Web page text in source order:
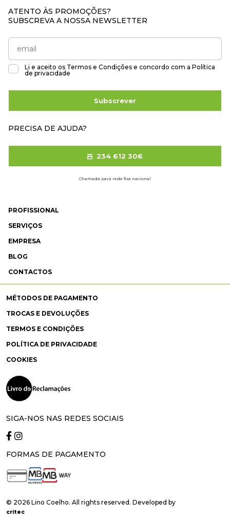
PROFISSIONAL
SERVIÇOS
EMPRESA
BLOG
CONTACTOS
MÉTODOS DE PAGAMENTO
TROCAS E DEVOLUÇÕES
TERMOS E CONDIÇÕES
POLÍTICA DE PRIVACIDADE
COOKIES
SIGA-NOS NAS REDES SOCIAIS
FORMAS DE PAGAMENTO
ATENTO ÀS PROMOÇÕES?
SUBSCREVA A NOSSA NEWSLETTER
Li e aceito os Termos e Condições e concordo com a Política
de privacidade
Subscrever
PRECISA DE AJUDA?
234 612 306
Chamada para rede fixa nacional
© 2026 Lino Coelho. All rights reserved. Developed by
critec